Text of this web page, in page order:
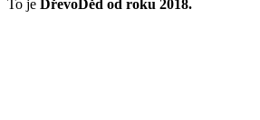
To je DřevoDěd od roku 2018.